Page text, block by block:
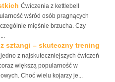
Ćwiczenia z kettlebell
wśród osób pragnących
mięśnie brzucha. Czy
sztangi – skuteczny trening
jedno z najskuteczniejszych ćwiczeń
większą popularność w
Choć wielu kojarzy je...